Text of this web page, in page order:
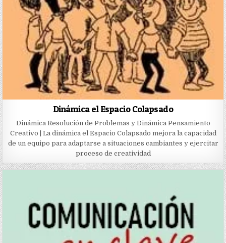
Dinámica el Espacio Colapsado
Dinámica Resolución de Problemas y Dinámica Pensamiento
Creativo | La dinámica el Espacio Colapsado mejora la capacidad
de un equipo para adaptarse a situaciones cambiantes y ejercitar
proceso de creatividad